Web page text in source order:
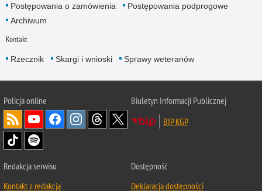
Postępowania o zamówienia
Postępowania podprogowe
Archiwum
Kontakt
Rzecznik Skargi i wnioski Sprawy weteranów
Policjaonline
Biuletyn Informacji Publicznej
BIP KGP
Redakcja serwisu
Kontakt z redakcją
Dostępność
Deklaracja dostępności